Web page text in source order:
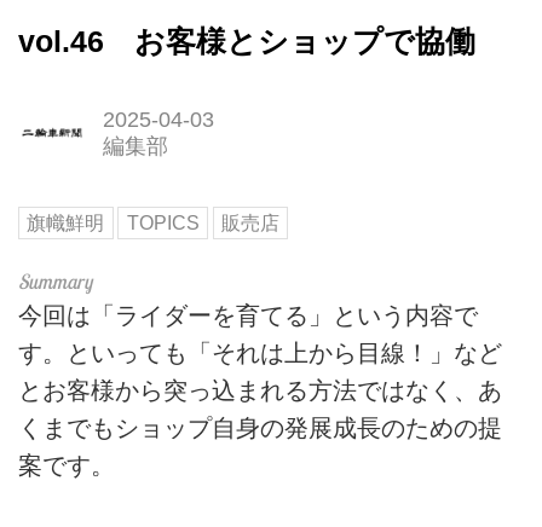
vol.46 お客様とショップで協働
2025-04-03
編集部
旗幟鮮明 TOPICS 販売店
今回は「ライダーを育てる」という内容で
す。といっても「それは上から目線！」など
とお客様から突っ込まれる方法ではなく、あ
くまでもショップ自身の発展成長のための提
案です。